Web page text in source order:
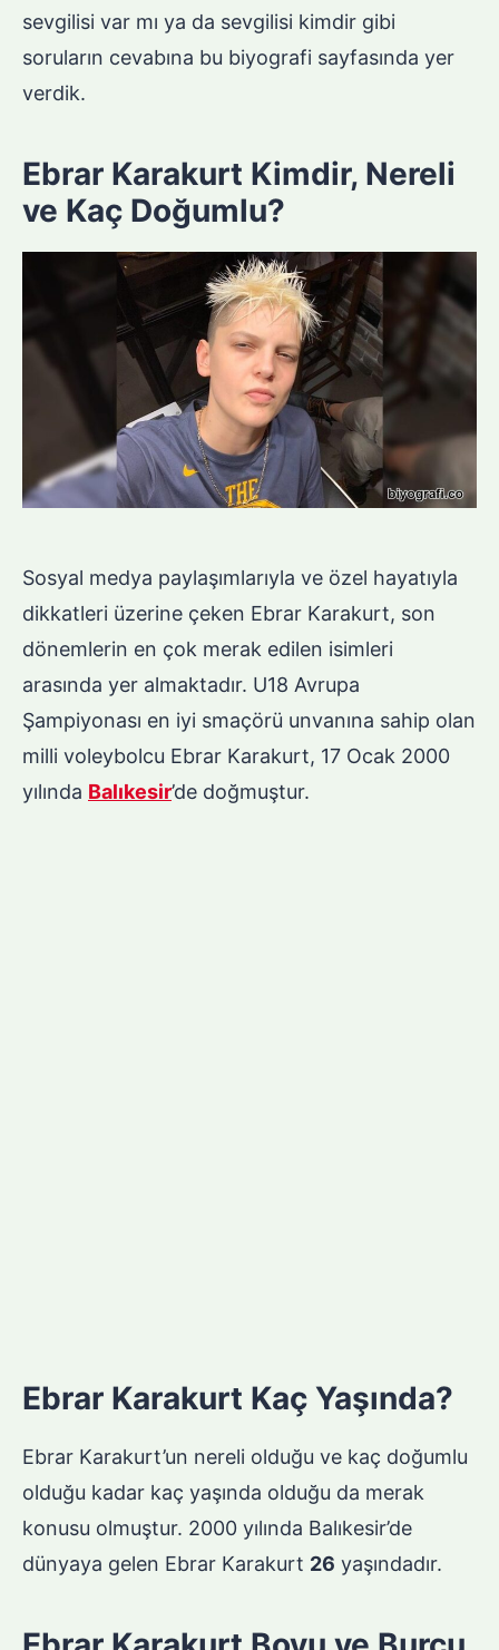
sevgilisi var mı ya da sevgilisi kimdir gibi
soruların cevabına bu biyografi sayfasında yer
verdik.
Ebrar Karakurt Kimdir, Nereli
ve Kaç Doğumlu?
Sosyal medya paylaşımlarıyla ve özel hayatıyla
dikkatleri üzerine çeken Ebrar Karakurt, son
dönemlerin en çok merak edilen isimleri
arasında yer almaktadır. U18 Avrupa
Şampiyonası en iyi smaçörü unvanına sahip olan
milli voleybolcu Ebrar Karakurt, 17 Ocak 2000
yılında Balıkesir’de doğmuştur.
Ebrar Karakurt Kaç Yaşında?
Ebrar Karakurt’un nereli olduğu ve kaç doğumlu
olduğu kadar kaç yaşında olduğu da merak
konusu olmuştur. 2000 yılında Balıkesir’de
dünyaya gelen Ebrar Karakurt 26 yaşındadır.